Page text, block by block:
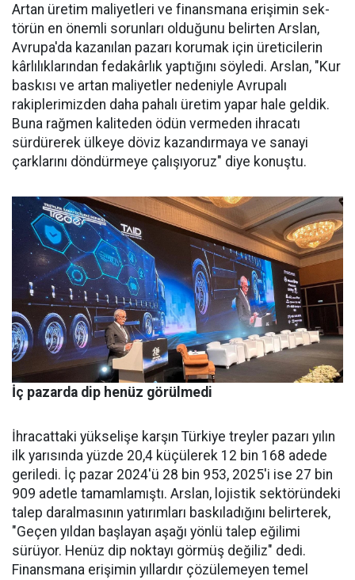
Artan üretim ma­liyetleri ve finans­mana erişimin sek­
törün en önemli sorunları oldu­ğunu belirten Arslan,
Avrupa'da kazanılan pazarı korumak için üreticilerin
kârlılıklarından fe­dakârlık yaptığını söyledi. Arslan, "Kur
baskısı ve artan maliyetler nedeniyle Avrupalı
rakiplerimiz­den daha pahalı üretim yapar ha­le geldik.
Buna rağmen kaliteden ödün vermeden ihracatı
sürdüre­rek ülkeye döviz kazandırmaya ve sanayi
çarklarını döndürmeye ça­lışıyoruz" diye konuştu.
İç pazarda dip henüz görülmedi
İhracattaki yükselişe karşın Türkiye treyler pazarı yılın
ilk yarısında yüzde 20,4 küçülerek 12 bin 168 adede
geriledi. İç pa­zar 2024'ü 28 bin 953, 2025'i ise 27 bin
909 adetle tamamlamış­tı. Arslan, lojistik sektöründeki
talep daralmasının yatırımları baskıladığını belirterek,
"Geçen yıldan başlayan aşağı yönlü talep eğilimi
sürüyor. Henüz dip nok­tayı görmüş değiliz" dedi.
Finans­mana erişimin yıllardır çözüle­meyen temel